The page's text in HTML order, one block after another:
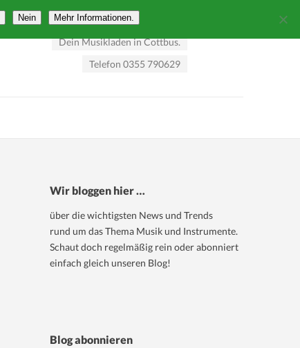
Dein Musikladen in Cottbus.
Telefon 0355 790629
Wir bloggen hier …
über die wichtigsten News und Trends
rund um das Thema Musik und Instrumente.
Schaut doch regelmäßig rein oder abonniert
einfach gleich unseren Blog!
Blog abonnieren
Nein Mehr Informationen.